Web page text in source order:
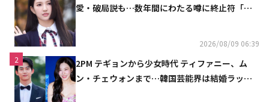
愛・破局説も…数年間にわたる噂に終止符「邪
2026/08/09 06:39
2
2PM テギョンから少女時代 ティファニー、ム
ン・チェウォンまで…韓国芸能界は結婚ラッシ